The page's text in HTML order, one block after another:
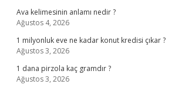
Ava kelimesinin anlamı nedir ?
Ağustos 4, 2026
1 milyonluk eve ne kadar konut kredisi çıkar ?
Ağustos 3, 2026
1 dana pirzola kaç gramdır ?
Ağustos 3, 2026